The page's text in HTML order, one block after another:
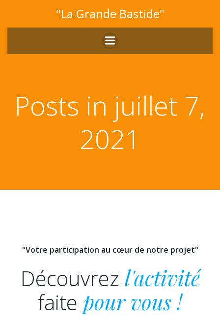
au
contenu
"La Grande Bastide"
Posts in juillet 7,
2021
"Votre participation au cœur de notre projet"
Découvrez l'activité
faite pour vous !